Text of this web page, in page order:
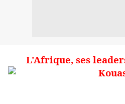
L'Afrique, ses